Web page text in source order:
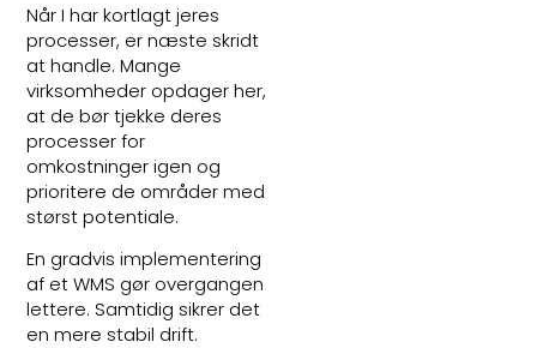
Når I har kortlagt jeres
processer, er næste skridt
at handle. Mange
virksomheder opdager her,
at de bør tjekke deres
processer for
omkostninger igen og
prioritere de områder med
størst potentiale.
En gradvis implementering
af et WMS gør overgangen
lettere. Samtidig sikrer det
en mere stabil drift.